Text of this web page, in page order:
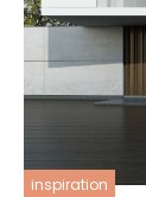
inspiration